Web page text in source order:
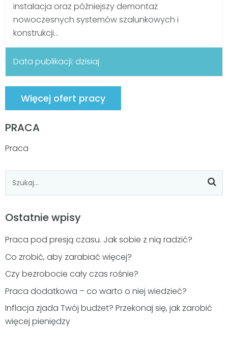
instalacja oraz późniejszy demontaż
nowoczesnych systemów szalunkowych i
konstrukcji...
Data publikacji: dzisiaj
Więcej ofert pracy
PRACA
Praca
Ostatnie wpisy
Praca pod presją czasu. Jak sobie z nią radzić?
Co zrobić, aby zarabiać więcej?
Czy bezrobocie cały czas rośnie?
Praca dodatkowa – co warto o niej wiedzieć?
Inflacja zjada Twój budżet? Przekonaj się, jak zarobić
więcej pieniędzy